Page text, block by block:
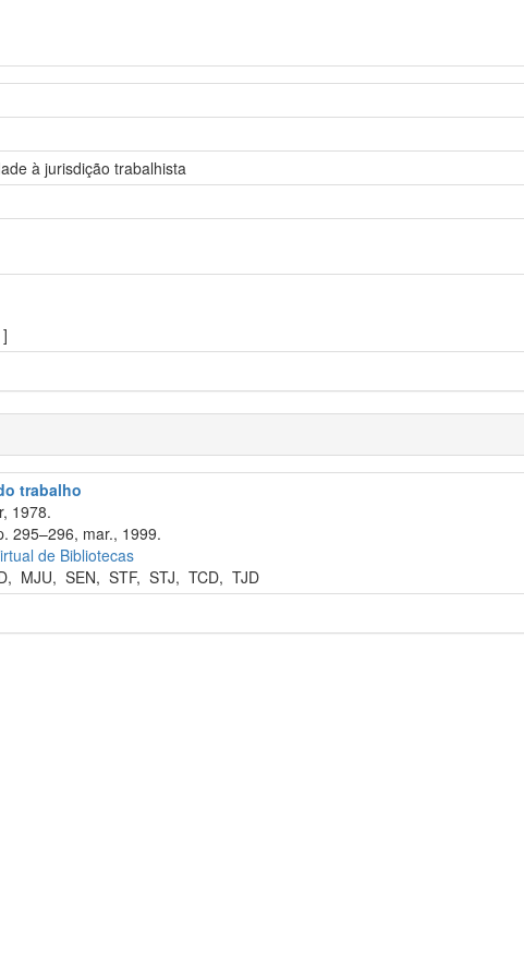
à jurisdição trabalhista
]
trabalho
1978.
295–296, mar., 1999.
de Bibliotecas
, MJU,SEN,STF,STJ,TCD,TJD